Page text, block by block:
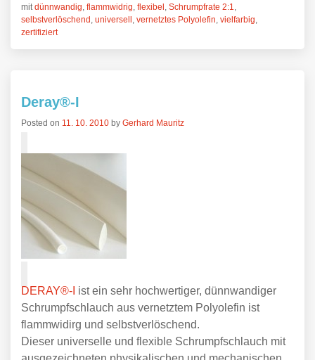
mit dünnwandig flammwidrig flexibel Schrumpfrate 2:1
selbstverlöschend universell vernetztes Polyolefin vielfarbig
zertifiziert
Deray®-I
Posted on 11. 10. 2010 by Gerhard Mauritz
DERAY®-I ist ein sehr hochwertiger, dünnwandiger
Schrumpfschlauch aus vernetztem Polyolefin ist
flammwidirg und selbstverlöschend.
Dieser universelle und flexible Schrumpfschlauch mit